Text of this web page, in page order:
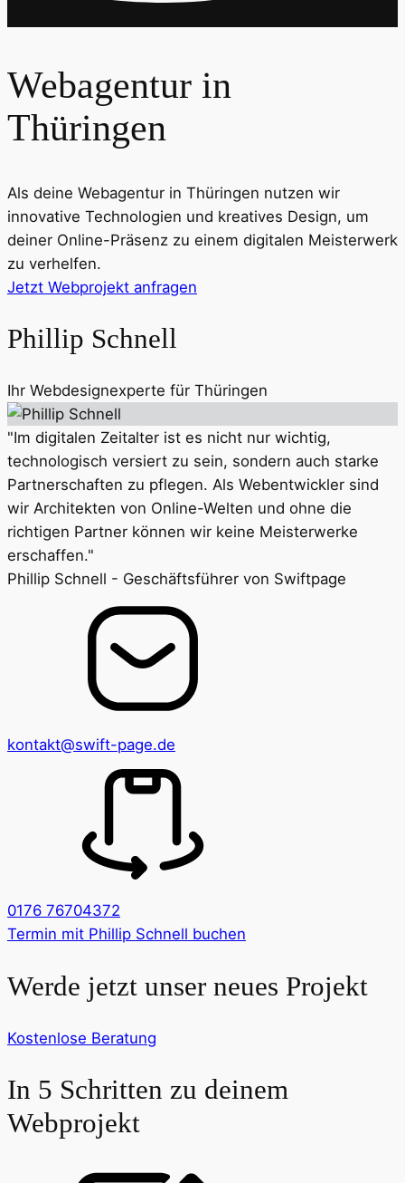
Webagentur in
Thüringen
Als deine Webagentur in Thüringen nutzen wir
innovative Technologien und kreatives Design, um
deiner Online-Präsenz zu einem digitalen Meisterwerk
zu verhelfen.
Jetzt Webprojekt anfragen
Phillip Schnell
Ihr Webdesignexperte für Thüringen
"Im digitalen Zeitalter ist es nicht nur wichtig,
technologisch versiert zu sein, sondern auch starke
Partnerschaften zu pflegen. Als Webentwickler sind
wir Architekten von Online-Welten und ohne die
richtigen Partner können wir keine Meisterwerke
erschaffen."
Phillip Schnell - Geschäftsführer von Swiftpage
kontakt@swift-page.de
0176 76704372
Termin mit Phillip Schnell buchen
Werde jetzt unser neues Projekt
Kostenlose Beratung
In 5 Schritten zu deinem
Webprojekt